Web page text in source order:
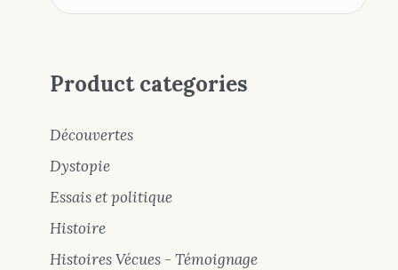
Product categories
Découvertes
Dystopie
Essais et politique
Histoire
Histoires Vécues - Témoignage